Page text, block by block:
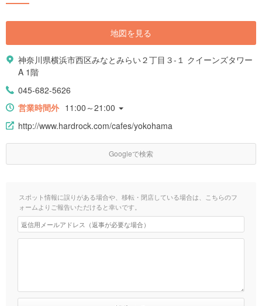
地図を見る
神奈川県横浜市西区みなとみらい２丁目３-１ クイーンズタワー
A 1階
045-682-5626
営業時間外 11:00～21:00
http://www.hardrock.com/cafes/yokohama
Googleで検索
スポット情報に誤りがある場合や、移転・閉店している場合は、こちらのフ
ォームよりご報告いただけると幸いです。